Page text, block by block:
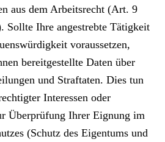
aus dem Arbeitsrecht (Art. 9
Ihre angestrebte Tätigkeit
voraussetzen,
bereitgestellte Daten über
und Straftaten. Dies tun
Interessen oder
Überprüfung Ihrer Eignung im
(Schutz des Eigentums und